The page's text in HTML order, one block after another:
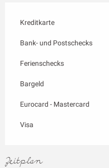
Kreditkarte
Bank- und Postschecks
Ferienschecks
Bargeld
Eurocard - Mastercard
Visa
Zeitplan